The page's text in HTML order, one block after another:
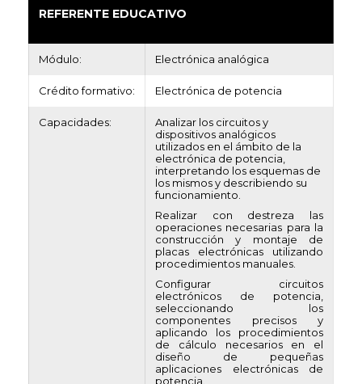
REFERENTE EDUCATIVO
Módulo: Electrónica analógica
Crédito formativo: Electrónica de potencia
Capacidades:
Analizar los circuitos y
dispositivos analógicos
utilizados en el ámbito de la
electrónica de potencia,
interpretando los esquemas de
los mismos y describiendo su
funcionamiento.
Realizar con destreza las
operaciones necesarias para la
construcción y montaje de
placas electrónicas utilizando
procedimientos manuales.
Configurar circuitos
electrónicos de potencia,
seleccionando los
componentes precisos y
aplicando los procedimientos
de cálculo necesarios en el
diseño de pequeñas
aplicaciones electrónicas de
potencia.